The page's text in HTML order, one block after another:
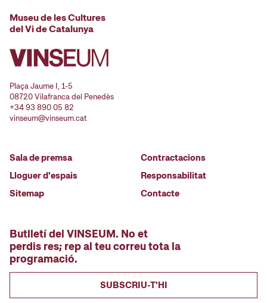
Museu de les Cultures
del Vi de Catalunya
Plaça Jaume I, 1-5
08720 Vilafranca del Penedès
+34 93 890 05 82
vinseum@vinseum.cat
Sala de premsa
Lloguer d'espais
Sitemap
Contractacions
Responsabilitat
Contacte
Butlletí del VINSEUM. No et
perdis res; rep al teu correu tota la
programació.
SUBSCRIU-T'HI